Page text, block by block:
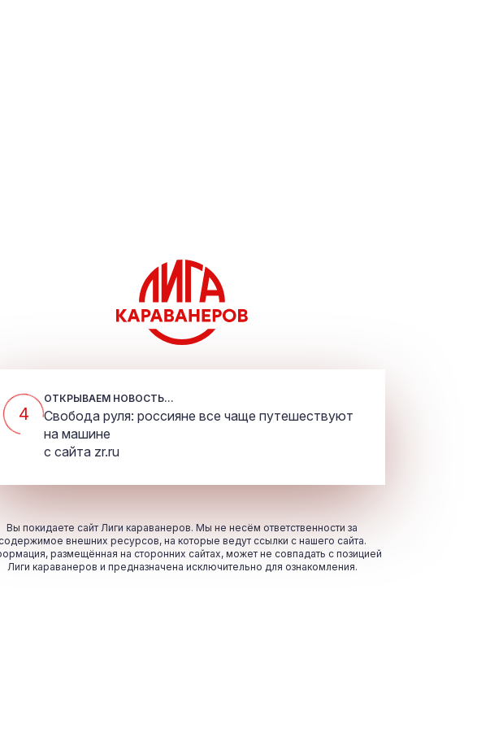
4
ОТКРЫВАЕМ НОВОСТЬ...
Свобода руля: россияне все чаще путешествуют
на машине
с сайта zr.ru
Вы покидаете сайт Лиги караванеров. Мы не несём ответственности за
внешних ресурсов, на которые ведут ссылки с нашего сайта.
размещённая на сторонних сайтах, может не совпадать с позицией
Лиги караванеров и предназначена исключительно для ознакомления.